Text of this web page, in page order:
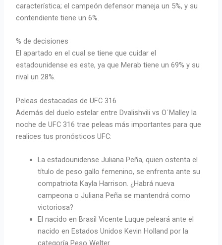
característica; el campeón defensor maneja un 5%, y su
contendiente tiene un 6%.
% de decisiones
El apartado en el cual se tiene que cuidar el
estadounidense es este, ya que Merab tiene un 69% y su
rival un 28%.
Peleas destacadas de UFC 316
Además del duelo estelar entre Dvalishvili vs O´Malley la
noche de UFC 316 trae peleas más importantes para que
realices tus pronósticos UFC:
La estadounidense Juliana Peña, quien ostenta el
título de peso gallo femenino, se enfrenta ante su
compatriota Kayla Harrison. ¿Habrá nueva
campeona o Juliana Peña se mantendrá como
victoriosa?
El nacido en Brasil Vicente Luque peleará ante el
nacido en Estados Unidos Kevin Holland por la
categoría Peso Welter.